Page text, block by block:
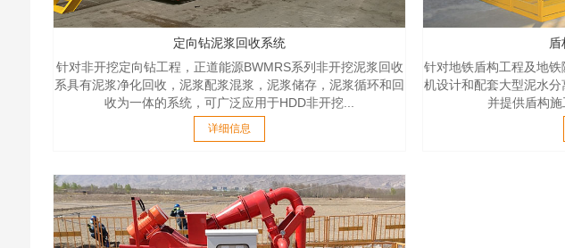
定向钻泥浆回收系统
针对非开挖定向钻工程，正道能源BWMRS系列非开挖泥浆回收
系具有泥浆净化回收，泥浆配浆混浆，泥浆储存，泥浆循环和回
收为一体的系统，可广泛应用于HDD非开挖...
详细信息
盾
针对地铁盾构工程及地
机设计和配套大型泥水分
并提供盾构